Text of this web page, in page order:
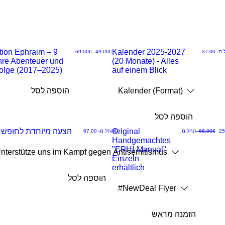
Ephraim – 9
Abenteuer und
(2017–2025)
מחיר רגיל
‏69.00 ‏€ מחיר מבצע
‏49.00 ‏€
הוספה לסל
תצוגה
JETZT NEU!
Kalender 2025-2027
(20 Monate) - Alles
auf einem Blick
מ-
מחיר מבצע
Kalender (Format)
הוספה לסל
הצעה מיוחדת החל מ-‏67.00 ‏€ מחיר מבצע
uns im Kampf gegen Antisemitismus
הוספה לסל
תצוגה
מהירה
NEU
Original
Handgemachtes
"EPHI-Manual"
Einzeln
erhältlich
החל מ-
מחיר רגיל ‏66.00 ‏€ מחיר מבצע
#NewDeal Flyer
הזמנה מראש